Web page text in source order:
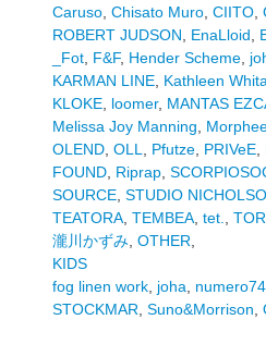
Caruso, Chisato Muro, CIITO,
ROBERT JUDSON
EnaLloid
_Fot, F&F, Hender Scheme,
KARMAN LINE, Kathleen
KLOKE, loomer, MANTAS
Melissa Joy Manning
OLEND, OLL Pfutze, PRIVeE,
FOUND, Riprap,
SOURCE, STUDIO
TEATORA, TEMBEA, tet.
瀧川かずみ, OTHER
KIDS
fog linen work, joha numero74,
STOCKMAR Suno&Morrison